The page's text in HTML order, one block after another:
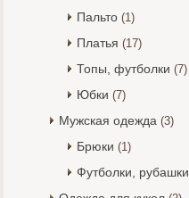
Пальто (1)
Платья (17)
Топы, футболки (7)
Юбки (7)
Мужская одежда (3)
Брюки (1)
Футболки, рубашки